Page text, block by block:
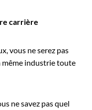
carrière
vous ne serez pas
même industrie toute
ne savez pas quel